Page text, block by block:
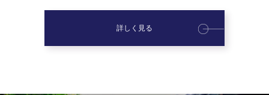
詳しく見る